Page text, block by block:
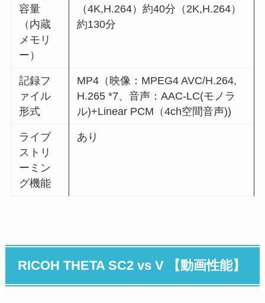
容量
（内蔵
メモリ
ー）
（4K,H.264）約40分（2K,H.264）
約130分
記録フ
ァイル
形式
MP4（映像：MPEG4 AVC/H.264,
H.265 *7、音声：AAC-LC(モノラ
ル)+Linear PCM（4ch空間音声))
ライブ
ストリ
ーミン
グ機能
あり
RICOH THETA SC2 vs V 【動画性能】